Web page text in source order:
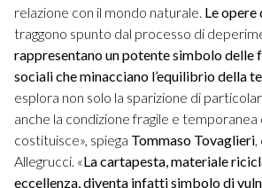
relazione con il mondo naturale. Le
traggono spunto dal processo di
rappresentano un potente simbolo delle
sociali che minacciano l’equilibrio della
esplora non solo la sparizione di
anche la condizione fragile e
costituisce», spiega Tommaso Tovaglieri
Allegrucci. «La cartapesta, materiale
eccellenza, diventa infatti simbolo di